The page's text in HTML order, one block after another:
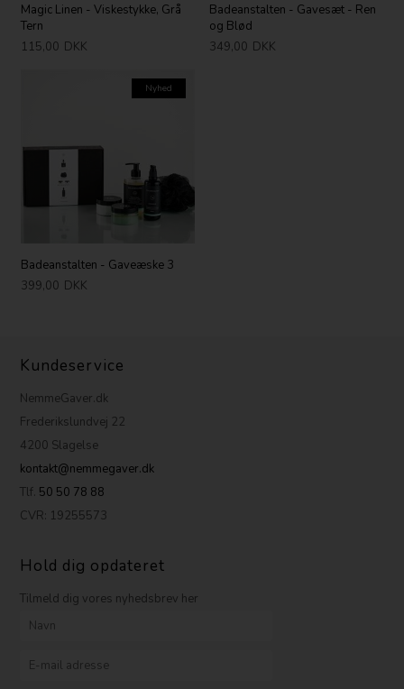
Magic Linen - Viskestykke, Grå
Tern
115,00 DKK
Badeanstalten - Gavesæt - Ren
og Blød
349,00 DKK
Nyhed
Badeanstalten - Gaveæske 3
399,00 DKK
Kundeservice
NemmeGaver.dk
Frederikslundvej 22
4200 Slagelse
kontakt@nemmegaver.dk
Tlf. 50 50 78 88
CVR: 19255573
Hold dig opdateret
Tilmeld dig vores nyhedsbrev her